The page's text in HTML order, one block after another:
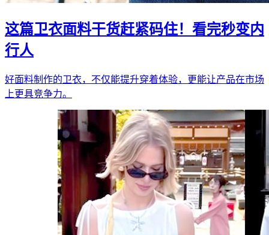
这篇卫衣面料干货赶紧码住！看完秒变内
行人
好面料制作的卫衣，不仅能提升穿着体验，更能让产品在市场
上更具竞争力。